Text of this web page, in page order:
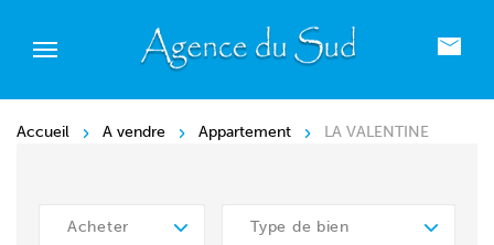
Accueil A vendre Appartement LA VALENTINE
Acheter Type de bien